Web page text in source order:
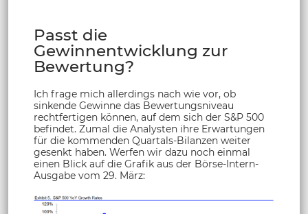
Passt die
Gewinnentwicklung zur
Bewertung?
Ich frage mich allerdings nach wie vor, ob
sinkende Gewinne das Bewertungsniveau
rechtfertigen können, auf dem sich der S&P 500
befindet. Zumal die Analysten ihre Erwartungen
für die kommenden Quartals-Bilanzen weiter
gesenkt haben. Werfen wir dazu noch einmal
einen Blick auf die Grafik aus der Börse-Intern-
Ausgabe vom 29. März: